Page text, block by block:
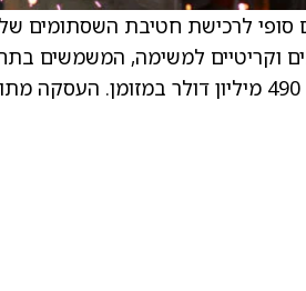
למשימה, המשמשים